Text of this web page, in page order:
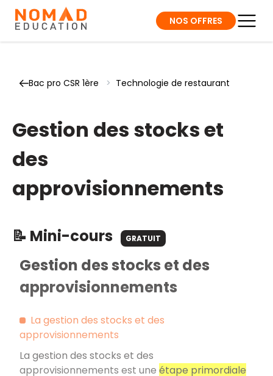
NOS OFFRES
Bac pro CSR 1ère > Technologie de restaurant
Gestion des stocks et
des
approvisionnements
📝 Mini-cours GRATUIT
Gestion des stocks et des
approvisionnements
La gestion des stocks et des
approvisionnements
La gestion des stocks et des
approvisionnements est une étape primordiale